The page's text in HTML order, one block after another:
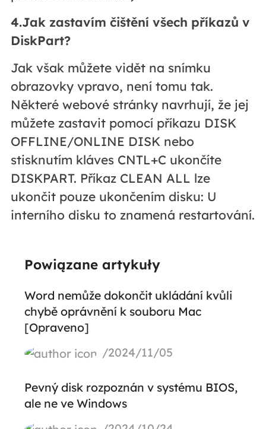
4.Jak zastavím čištění všech příkazů v
DiskPart?
Jak však můžete vidět na snímku
obrazovky vpravo, není tomu tak.
Některé webové stránky navrhují, že jej
můžete zastavit pomocí příkazu DISK
OFFLINE/ONLINE DISK nebo
stisknutím kláves CNTL+C ukončíte
DISKPART. Příkaz CLEAN ALL lze
ukončit pouze ukončením disku: U
interního disku to znamená restartování.
Powiązane artykuły
Word nemůže dokončit ukládání kvůli
chybě oprávnění k souboru Mac
[Opraveno]
/2024/11/05
Pevný disk rozpoznán v systému BIOS,
ale ne ve Windows